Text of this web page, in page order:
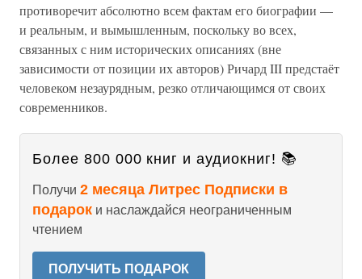
противоречит абсолютно всем фактам его биографии —
и реальным, и вымышленным, поскольку во всех,
связанных с ним исторических описаниях (вне
зависимости от позиции их авторов) Ричард III предстаёт
человеком незаурядным, резко отличающимся от своих
современников.
Более 800 000 книг и аудиокниг! 📚
Получи 2 месяца Литрес Подписки в
подарок и наслаждайся неограниченным
чтением
ПОЛУЧИТЬ ПОДАРОК